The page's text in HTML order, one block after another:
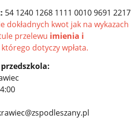
54 1240 1268 1111 0010 9691 2217
dokładnych kwot jak na wykazach
przelewu imienia i
którego dotyczy wpłata.